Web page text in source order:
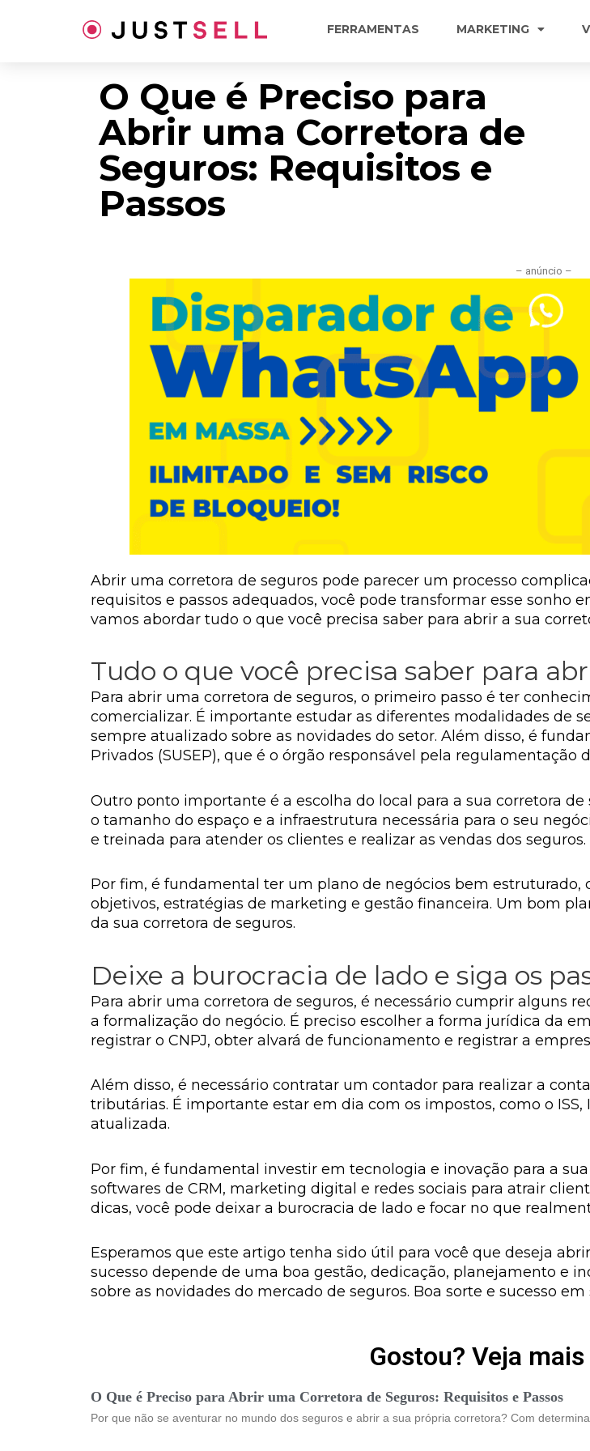
FERRAMENTAS MARKETING
O Que é Preciso para
Abrir uma Corretora de
Seguros: Requisitos e
Passos
– anúncio –
Abrir uma corretora de seguros pode parecer um processo
requisitos e passos adequados, você pode transformar esse sonho
vamos abordar tudo o que você precisa saber para abrir a sua
Tudo o que você precisa saber para
Para abrir uma corretora de seguros, o primeiro passo é ter
comercializar. É importante estudar as diferentes modalidades de
sempre atualizado sobre as novidades do setor. Além disso, é
Privados (SUSEP), que é o órgão responsável pela regulamentação
Outro ponto importante é a escolha do local para a sua corretora
o tamanho do espaço e a infraestrutura necessária para o seu
e treinada para atender os clientes e realizar as vendas dos seguros.
Por fim, é fundamental ter um plano de negócios bem estruturado,
objetivos, estratégias de marketing e gestão financeira. Um bom
da sua corretora de seguros.
Deixe a burocracia de lado e siga os
Para abrir uma corretora de seguros, é necessário cumprir alguns
a formalização do negócio. É preciso escolher a forma jurídica da
registrar o CNPJ, obter alvará de funcionamento e registrar a
Além disso, é necessário contratar um contador para realizar a
tributárias. É importante estar em dia com os impostos, como o
atualizada.
Por fim, é fundamental investir em tecnologia e inovação para a
softwares de CRM, marketing digital e redes sociais para atrair
dicas, você pode deixar a burocracia de lado e focar no que
Esperamos que este artigo tenha sido útil para você que deseja
sucesso depende de uma boa gestão, dedicação, planejamento e
sobre as novidades do mercado de seguros. Boa sorte e sucesso em
Gostou? Veja
O Que é Preciso para Abrir uma Corretora de Seguros: Requisitos e Passos
Por que não se aventurar no mundo dos seguros e abrir a sua própria corretora? Com